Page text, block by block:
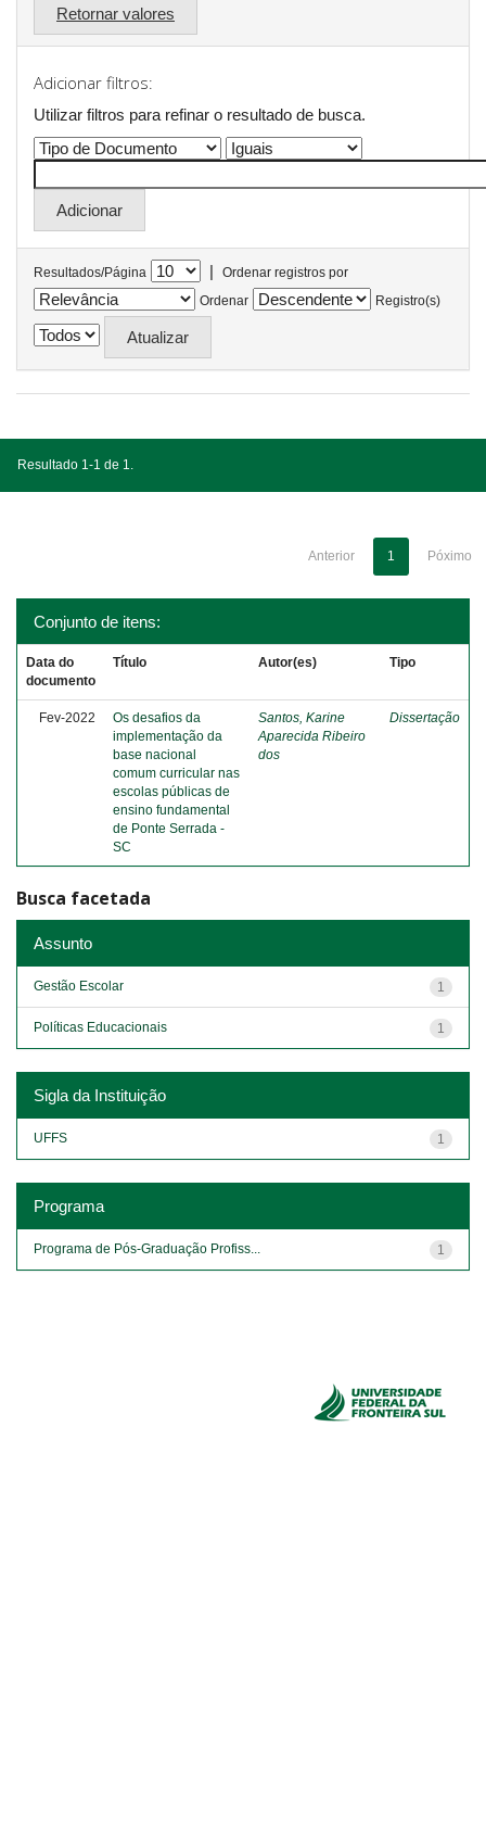
Retornar valores
Adicionar filtros:
Utilizar filtros para refinar o resultado de busca.
Resultados/Página |
Ordenar registros por
Ordenar
Registro(s)
Resultado 1-1 de 1.
Anterior 1 Póximo
Conjunto de itens:
Data do
documento
Título Autor(es) Tipo
Fev-2022
Os desafios da
implementação da
base nacional
comum curricular nas
escolas públicas de
ensino fundamental
de Ponte Serrada -
SC
Santos, Karine
Aparecida Ribeiro
dos
Dissertação
Busca facetada
Assunto
1
Gestão Escolar
1
Políticas Educacionais
Sigla da Instituição
1
UFFS
Programa
1
Programa de Pós-Graduação Profiss...